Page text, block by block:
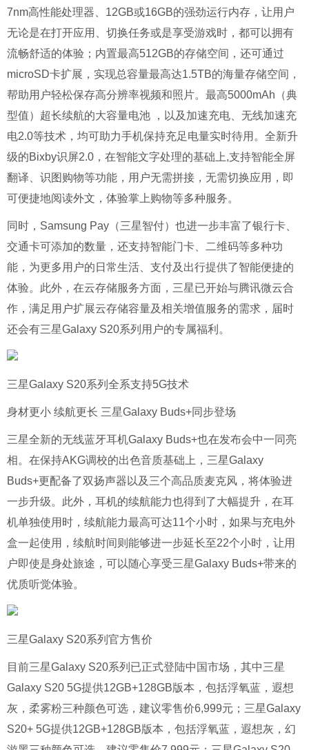
7nm高性能处理器、12GB或16GB的强劲运行内存，让用户
无论是在打开应用、切换任务或是享受游戏时，都可以拥有
流畅舒适的体验；内置最高512GB的存储空间，还可通过
microSD卡扩展，实现总容量最高达1.5TB的海量存储空间，
帮助用户轻松保存高分辨率视频和照片。最高5000mAh（典
型值）超长续航的大容量电池 ，以及加速充电、无线加速充
电2.0等技术，均可助力手机保持充足电量实时待用。全新升
级的Bixby识屏2.0，在智能文字处理的基础上,支持智能全屏
翻译、识图购物等功能，用户无需拼接，无需切换应用，即
可便捷地阅读外文，体验掌上购物等多种服务。
同时，Samsung Pay（三星智付）也进一步丰富了银行卡、
交通卡可添加的数量，还支持智能门卡、二维码等多种功
能，为更多用户的日常生活、支付及出行提供了智能便捷的
体验。此外，在云存储服务方面，三星已开始与腾讯微云合
作，满足用户扩展云存储容量及相关增值服务的需求，届时
还会有三星Galaxy S20系列用户的专属福利。
三星Galaxy S20系列全系支持5G技术
身材更小 续航更长 三星Galaxy Buds+同步登场
三星全新的无线蓝牙耳机Galaxy Buds+也在发布会中一同亮
相。在保持AKG调校的出色音质基础上，三星Galaxy
Buds+更配备了双扬声器以及三个高品质麦克风，将体验进
一步升级。此外，耳机的续航能力也得到了大幅提升，在耳
机单独使用时，续航能力最高可达11个小时，如果与充电外
盒一起使用，续航时间则能够进一步延长至22个小时，让用
户即使是身处旅途，可以随心享受三星Galaxy Buds+带来的
优质听觉体验。
三星Galaxy S20系列官方售价
目前三星Galaxy S20系列已正式登陆中国市场，其中三星
Galaxy S20 5G提供12GB+128GB版本，包括浮氧蓝，遐想
灰，柔雾粉三种颜色可选，建议零售价6,999元；三星Galaxy
S20+ 5G提供12GB+128GB版本，包括浮氧蓝，遐想灰，幻